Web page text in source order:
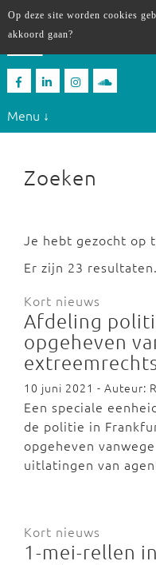
Menu ↓
Zoeken
Je hebt gezocht op
Er zijn 23 resultaten.
Kort nieuws
Afdeling
opgeheven
10 juni 2021 - Auteur:
Een speciale
de politie in
opgeheven
uitlatingen van
Kort nieuws
1-mei-rellen
Op deze site worden cookies
akkoord gaan?